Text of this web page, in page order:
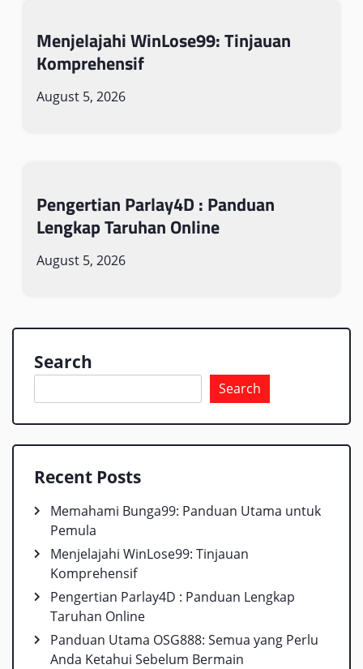
Menjelajahi WinLose99: Tinjauan
Komprehensif
August 5, 2026
Pengertian Parlay4D : Panduan
Lengkap Taruhan Online
August 5, 2026
Search
Search
Recent Posts
Memahami Bunga99: Panduan Utama untuk
Pemula
Menjelajahi WinLose99: Tinjauan
Komprehensif
Pengertian Parlay4D : Panduan Lengkap
Taruhan Online
Panduan Utama OSG888: Semua yang Perlu
Anda Ketahui Sebelum Bermain